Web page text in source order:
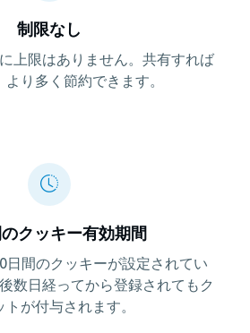
制限なし
上限はありません。共有すれば
り多く節約できます。
クッキー有効期間
日間のクッキーが設定されてい
数日経ってから登録されてもク
トが付与されます。